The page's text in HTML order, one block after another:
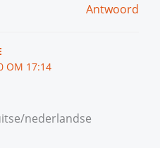
Antwoord
OM 17:14
nederlandse